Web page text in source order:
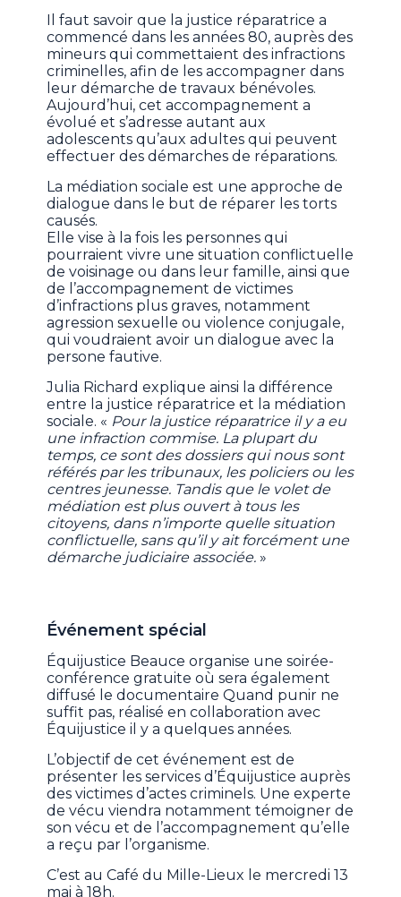
Il faut savoir que la justice réparatrice a
commencé dans les années 80, auprès des
mineurs qui commettaient des infractions
criminelles, afin de les accompagner dans
leur démarche de travaux bénévoles.
Aujourd’hui, cet accompagnement a
évolué et s’adresse autant aux
adolescents qu’aux adultes qui peuvent
effectuer des démarches de réparations.
La médiation sociale est une approche de
dialogue dans le but de réparer les torts
causés.
Elle vise à la fois les personnes qui
pourraient vivre une situation conflictuelle
de voisinage ou dans leur famille, ainsi que
de l’accompagnement de victimes
d’infractions plus graves, notamment
agression sexuelle ou violence conjugale,
qui voudraient avoir un dialogue avec la
persone fautive.
Julia Richard explique ainsi la différence
entre la justice réparatrice et la médiation
sociale. « Pour la justice réparatrice il y a eu
une infraction commise. La plupart du
temps, ce sont des dossiers qui nous sont
référés par les tribunaux, les policiers ou les
centres jeunesse. Tandis que le volet de
médiation est plus ouvert à tous les
citoyens, dans n’importe quelle situation
conflictuelle, sans qu’il y ait forcément une
démarche judiciaire associée.»
Événement spécial
Équijustice Beauce organise une soirée-
conférence gratuite où sera également
diffusé le documentaire Quand punir ne
suffit pas, réalisé en collaboration avec
Équijustice il y a quelques années.
L’objectif de cet événement est de
présenter les services d’Équijustice auprès
des victimes d’actes criminels. Une experte
de vécu viendra notamment témoigner de
son vécu et de l’accompagnement qu’elle
a reçu par l’organisme.
C’est au Café du Mille-Lieux le mercredi 13
mai à 18h.